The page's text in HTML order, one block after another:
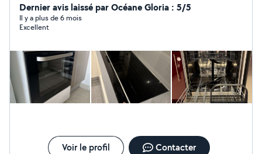
chez des grands enseigne comme Darty, boulanger ou
Cdiscount, je vous propose mes services de bricolage
,d'installation de meuble et d'électroménager (avec
Dernier avis laissé par Océane Gloria : 5/5
Il y a plus de 6 mois
Excellent
Voir le profil Contacter